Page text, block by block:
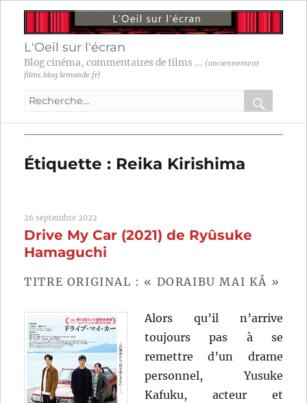
L'Oeil sur l'écran
Blog cinéma, commentaires de films ... (anciennement
films.blog.lemonde.fr)
Recherche
:
OK
Étiquette : Reika Kirishima
26 septembre 2022
Drive My Car (2021) de Ryûsuke
Hamaguchi
TITRE ORIGINAL : « DORAIBU MAI KÂ »
Alors qu’il n’arrive
toujours pas à se
remettre d’un drame
personnel, Yusuke
Kafuku, acteur et